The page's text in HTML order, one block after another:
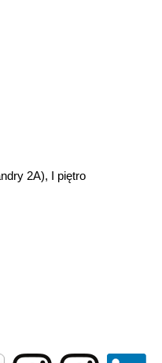
2A), I piętro